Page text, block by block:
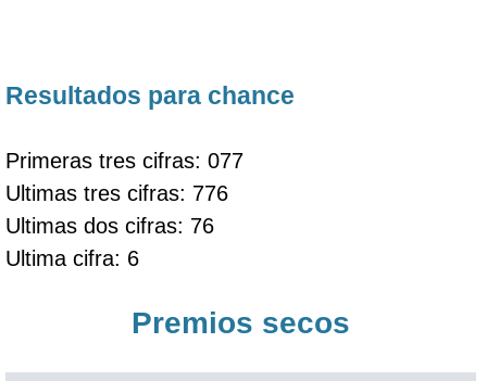
Resultados para chance
Primeras tres cifras: 077
Ultimas tres cifras: 776
Ultimas dos cifras: 76
Ultima cifra: 6
Premios secos